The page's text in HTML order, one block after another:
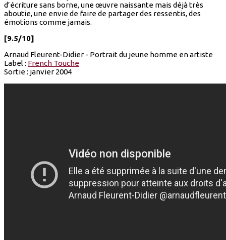
d’écriture sans borne, une œuvre naissante mais déjà très
aboutie, une envie de faire de partager des ressentis, des
émotions comme jamais.
[9.5/10]
Arnaud Fleurent-Didier - Portrait du jeune homme en artiste
Label : French Touche
Sortie : janvier 2004